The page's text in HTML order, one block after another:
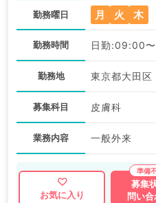
勤務曜日 月 火 木
勤務時間 日勤:09:00
勤務地 東京都大田区
募集科目 皮膚科
業務内容 一般外来
お気に入り
募集
問い